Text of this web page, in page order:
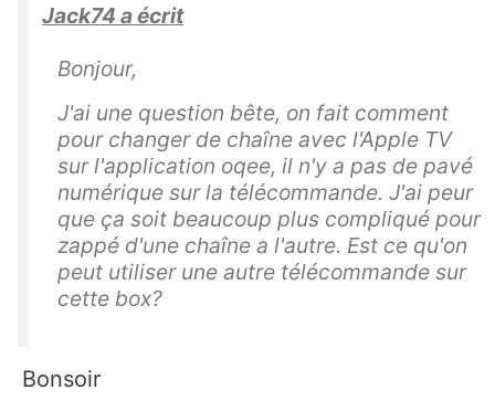
Jack74 a écrit
Bonjour,
J'ai une question bête, on fait comment
pour changer de chaîne avec l'Apple TV
sur l'application oqee, il n'y a pas de pavé
numérique sur la télécommande. J'ai peur
que ça soit beaucoup plus compliqué pour
zappé d'une chaîne a l'autre. Est ce qu'on
peut utiliser une autre télécommande sur
cette box?
Bonsoir